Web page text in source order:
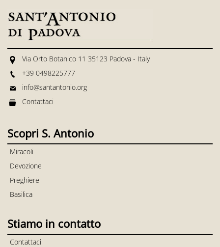
Via Orto Botanico 11 35123 Padova - Italy
+39 0498225777
info@santantonio.org
Contattaci
Scopri S. Antonio
Miracoli
Devozione
Preghiere
Basilica
Stiamo in contatto
Contattaci